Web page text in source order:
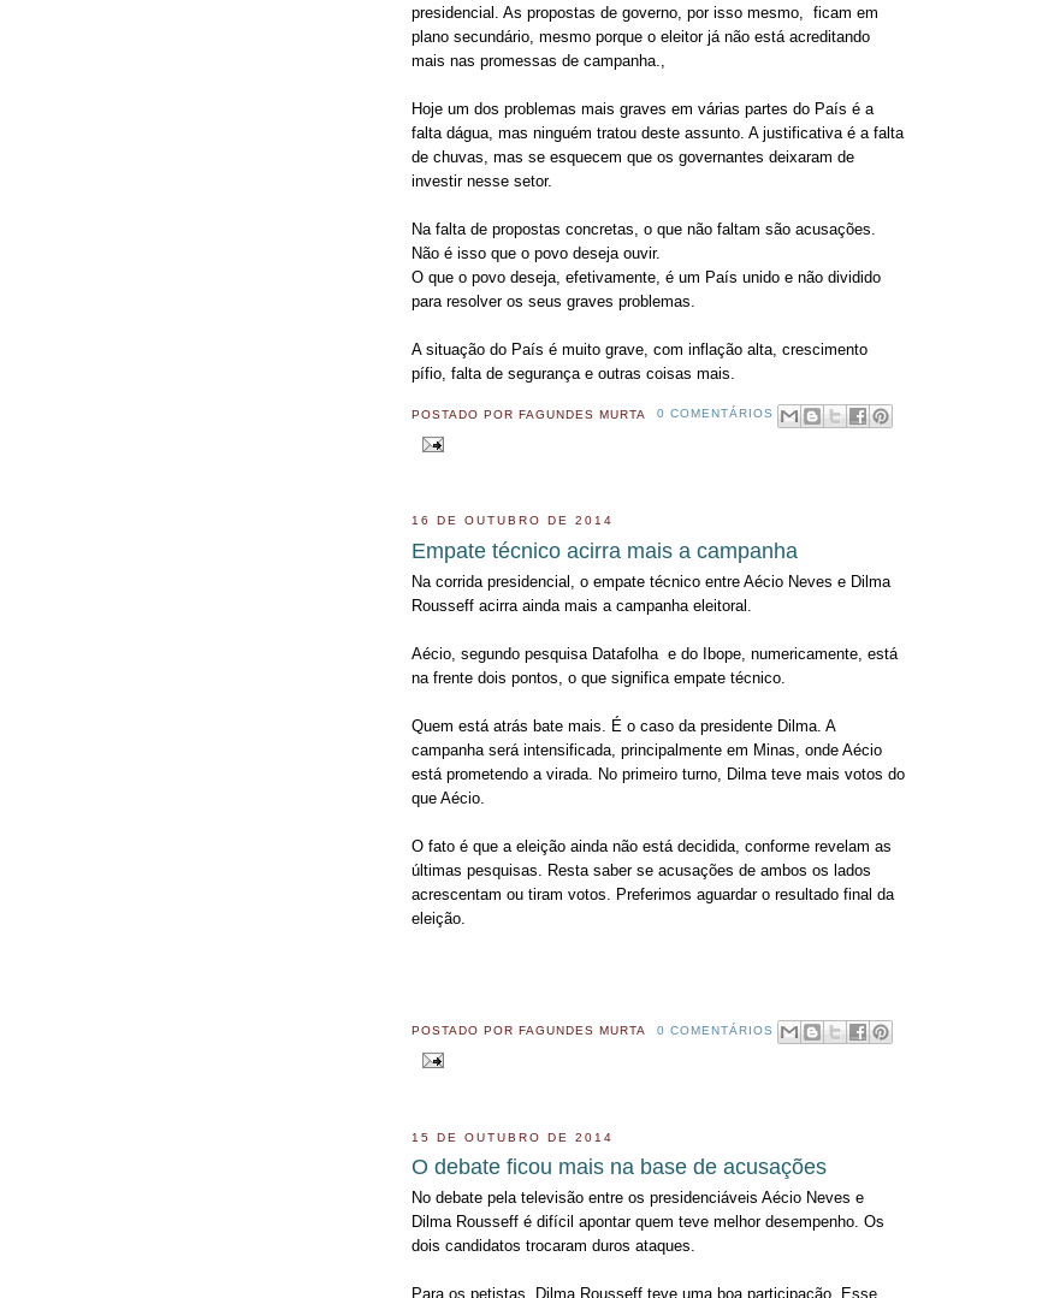
presidencial. As propostas de governo, por isso mesmo, ficam em
plano secundário, mesmo porque o eleitor já não está acreditando
mais nas promessas de campanha.,
Hoje um dos problemas mais graves em várias partes do País é a
falta dágua, mas ninguém tratou deste assunto. A justificativa é a falta
de chuvas, mas se esquecem que os governantes deixaram de
investir nesse setor.
Na falta de propostas concretas, o que não faltam são acusações.
Não é isso que o povo deseja ouvir.
O que o povo deseja, efetivamente, é um País unido e não dividido
para resolver os seus graves problemas.
A situação do País é muito grave, com inflação alta, crescimento
pífio, falta de segurança e outras coisas mais.
POSTADO POR FAGUNDES MURTA 0 COMENTÁRIOS
16 DE OUTUBRO DE 2014
Empate técnico acirra mais a campanha
Na corrida presidencial, o empate técnico entre Aécio Neves e Dilma
Rousseff acirra ainda mais a campanha eleitoral.
Aécio, segundo pesquisa Datafolha e do Ibope, numericamente, está
na frente dois pontos, o que significa empate técnico.
Quem está atrás bate mais. É o caso da presidente Dilma. A
campanha será intensificada, principalmente em Minas, onde Aécio
está prometendo a virada. No primeiro turno, Dilma teve mais votos do
que Aécio.
O fato é que a eleição ainda não está decidida, conforme revelam as
últimas pesquisas. Resta saber se acusações de ambos os lados
acrescentam ou tiram votos. Preferimos aguardar o resultado final da
eleição.
POSTADO POR FAGUNDES MURTA 0 COMENTÁRIOS
15 DE OUTUBRO DE 2014
O debate ficou mais na base de acusações
No debate pela televisão entre os presidenciáveis Aécio Neves e
Dilma Rousseff é difícil apontar quem teve melhor desempenho. Os
dois candidatos trocaram duros ataques.
Para os petistas, Dilma Rousseff teve uma boa participação. Esse